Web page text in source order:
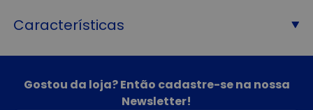
Características
Gostou da loja? Então cadastre-se na nossa
Newsletter!